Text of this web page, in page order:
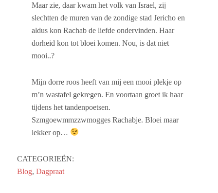
Maar zie, daar kwam het volk van Israel, zij
slechtten de muren van de zondige stad Jericho en
aldus kon Rachab de liefde ondervinden. Haar
dorheid kon tot bloei komen. Nou, is dat niet
mooi..?
Mijn dorre roos heeft van mij een mooi plekje op
m’n wastafel gekregen. En voortaan groet ik haar
tijdens het tandenpoetsen.
Szmgoewmmzzwmogges Rachabje. Bloei maar
lekker op…
CATEGORIEËN:
Blog, Dagpraat